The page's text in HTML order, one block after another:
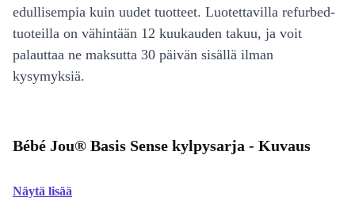
edullisempia kuin uudet tuotteet. Luotettavilla refurbed-
tuoteilla on vähintään 12 kuukauden takuu, ja voit
palauttaa ne maksutta 30 päivän sisällä ilman
kysymyksiä.
Bébé Jou® Basis Sense kylpysarja - Kuvaus
Näytä lisää